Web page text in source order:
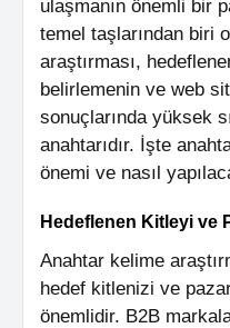
ulaşmanın önemli bir
temel taşlarından biri
araştırması,
belirlemenin ve web
sonuçlarında yüksek
anahtarıdır. İşte
önemi ve nasıl
Hedeflenen Kitleyi ve
Anahtar kelime
hedef kitlenizi ve
önemlidir. B2B